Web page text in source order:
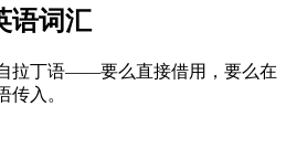
语词汇
拉丁语——要么直接借用，要么在
传入。